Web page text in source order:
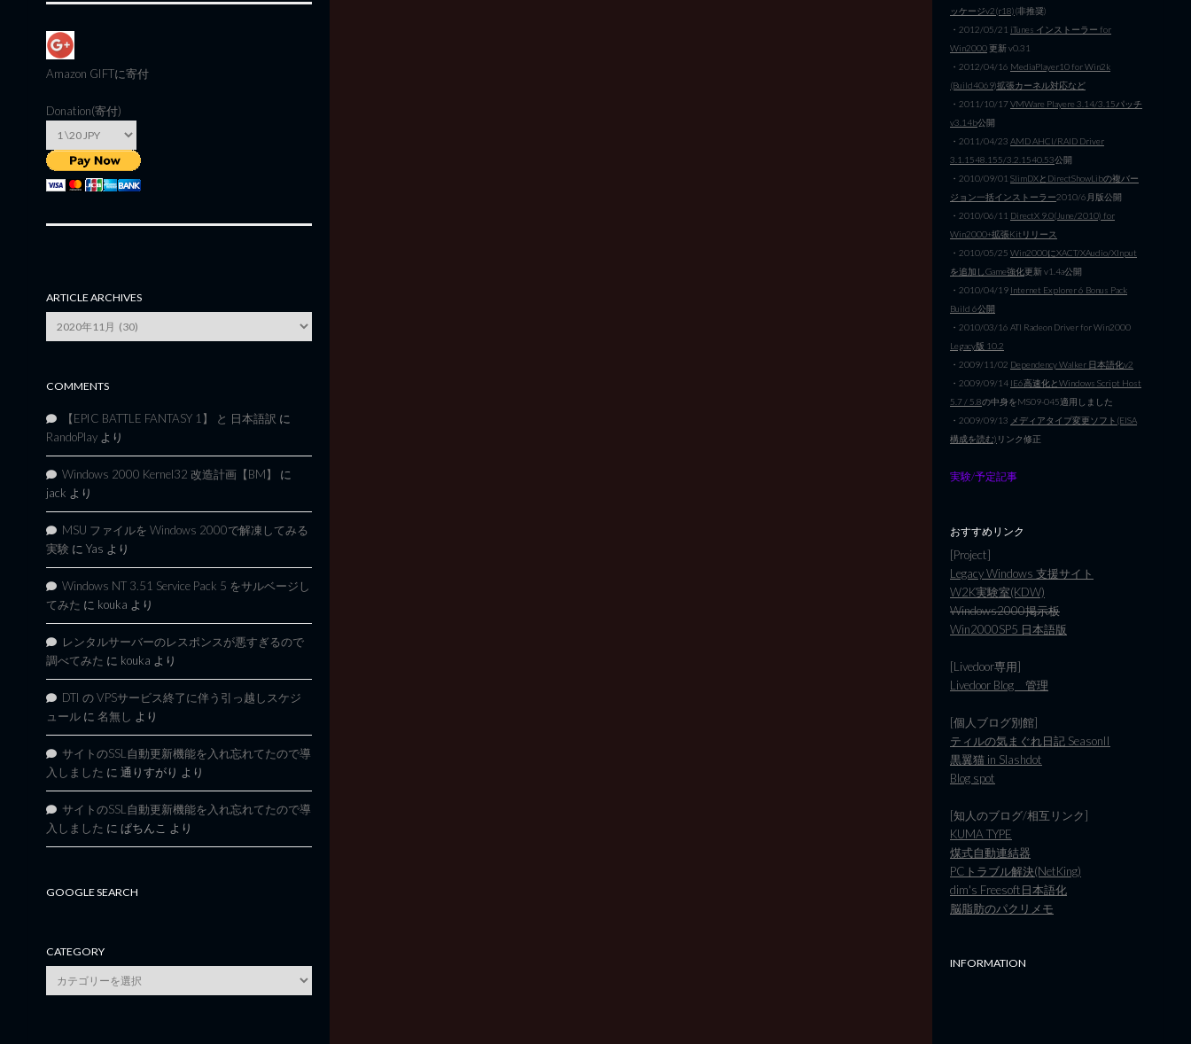
Amazon GIFTに寄付
Donation(寄付)
ARTICLE ARCHIVES
Archives
COMMENTS
【EPIC BATTLE FANTASY 1】 と 日本語訳 に
RandoPlay より
Windows 2000 Kernel32 改造計画【BM】
に
jack より
MSU ファイルを Windows 2000で解凍してみる
実験 に Yas より
Windows NT 3.51 Service Pack 5 をサルベージし
てみた に kouka より
レンタルサーバーのレスポンスが悪すぎるので
調べてみた に kouka より
DTI の VPSサービス終了に伴う引っ越しスケジ
ュール に 名無し より
サイトのSSL自動更新機能を入れ忘れてたので導
入しました に 通りすがり より
サイトのSSL自動更新機能を入れ忘れてたので導
入しました に ぱちんこ より
GOOGLE SEARCH
CATEGORY
category
ッケージv2(r18)(非推奨)
・2012/05/21 iTunes インストーラー for
Win2000更新 v0.31
・2012/04/16 MediaPlayer10 for Win2k
(Build4069)拡張カーネル対応など
・2011/10/17VMWare Playere 3.14/3.15パッチ
v3.14b公開
・2011/04/23 AMD AHCI/RAID Driver
3.1.1548.155/3.2.1540.53公開
・2010/09/01 SlimDXとDirectShowLibの複バー
ジョン一括インストーラー2010/6月版公開
・2010/06/11 DirectX 9.0(June/2010) for
Win2000+拡張Kitリリース
・2010/05/25 Win2000にXACT/XAudio/XInput
を追加しGame強化更新 v1.4a公開
・2010/04/19 Internet Explorer 6 Bonus Pack
Build 6公開
・2010/03/16 ATI Radeon Driver for Win2000
Legacy版 10.2
・2009/11/02 Dependency Walker 日本語化v2
・2009/09/14 IE6高速化とWindows Script Host
5.7 / 5.8の中身をMS09-045適用しました
・2009/09/13 メディアタイプ変更ソフト(EISA
構成を読む) リンク修正
実験/予定記事
おすすめリンク
[Project]
Legacy Windows 支援サイト
W2K実験室(KDW)
Windows2000掲示板
Win2000SP5 日本語版
[Livedoor専用]
Livedoor Blog 管理
[個人ブログ別館]
ティルの気まぐれ日記 SeasonII
黒翼猫 in Slashdot
Blog spot
[知人のブログ/相互リンク]
KUMA TYPE
煤式自動連結器
PCトラブル解決(NetKing)
dim's Freesoft日本語化
脳脂肪のパクリメモ
INFORMATION